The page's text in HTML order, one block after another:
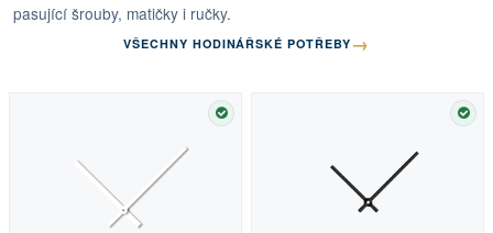
pasující šrouby, matičky i ručky.
VŠECHNY HODINÁŘSKÉ POTŘEBY →
SKLADEM